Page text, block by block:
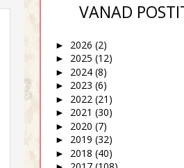
VANAD
► 2026 (2)
► 2025 (12)
► 2024 (8)
► 2023 (6)
► 2022 (21)
► 2021 (30)
► 2020 (7)
► 2019 (32)
► 2018 (40)